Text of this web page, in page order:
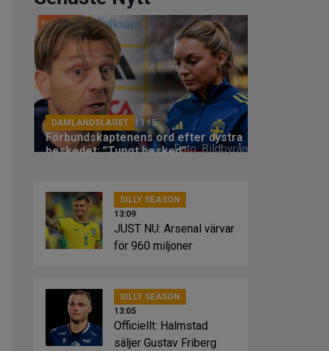
Foto: Bildbyrån
DAMLANDSLAGET 13:15
Förbundskaptenens ord efter dystra
beskedet: ”Tungt besked”
SILLY SEASON
13:09
JUST NU: Arsenal värvar
för 960 miljoner
SILLY SEASON
13:05
Officiellt: Halmstad
säljer Gustav Friberg